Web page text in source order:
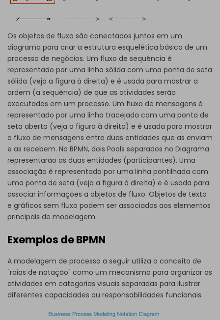
Os objetos de fluxo são conectados juntos em um
diagrama para criar a estrutura esquelética básica de um
processo de negócios. Um fluxo de sequência é
representado por uma linha sólida com uma ponta de seta
sólida (veja a figura à direita) e é usada para mostrar a
ordem (a sequência) de que as atividades serão
executadas em um processo. Um fluxo de mensagens é
representado por uma linha tracejada com uma ponta de
seta aberta (veja a figura à direita) e é usada para mostrar
o fluxo de mensagens entre duas entidades que as enviam
e as recebem. No BPMN, dois Pools separados no Diagrama
representarão as duas entidades (participantes). Uma
associação é representada por uma linha pontilhada com
uma ponta de seta (veja a figura à direita) e é usada para
associar informações a objetos de fluxo. Objetos de texto
e gráficos sem fluxo podem ser associados aos elementos
principais de modelagem.
Exemplos de BPMN
A modelagem de processo a seguir utiliza o conceito de
"raias de natação" como um mecanismo para organizar as
atividades em categorias visuais separadas para ilustrar
diferentes capacidades ou responsabilidades funcionais.